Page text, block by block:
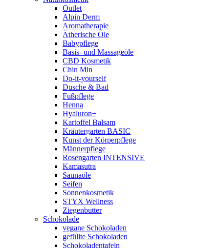
Outlet
Alpin Derm
Aromatherapie
Ätherische Öle
Babypflege
Basis- und Massageöle
CBD Kosmetik
Chin Min
Do-it-yourself
Dusche & Bad
Fußpflege
Henna
Hyaluron+
Kartoffel Balsam
Kräutergarten BASIC
Kunst der Körperpflege
Männerpflege
Rosengarten INTENSIVE
Kamasutra
Saunaöle
Seifen
Sonnenkosmetik
STYX Wellness
Ziegenbutter
Schokolade
vegane Schokoladen
gefüllte Schokoladen
Schokoladentafeln